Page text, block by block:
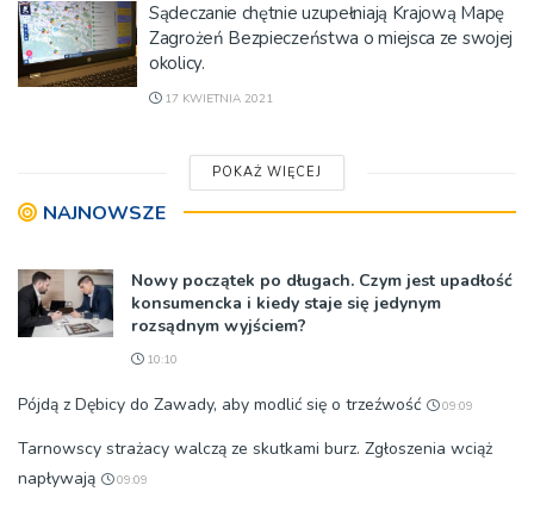
Sądeczanie chętnie uzupełniają Krajową Mapę
Zagrożeń Bezpieczeństwa o miejsca ze swojej
okolicy.
17 KWIETNIA 2021
POKAŻ WIĘCEJ
NAJNOWSZE
Nowy początek po długach. Czym jest upadłość
konsumencka i kiedy staje się jedynym
rozsądnym wyjściem?
10:10
Pójdą z Dębicy do Zawady, aby modlić się o trzeźwość 09:09
Tarnowscy strażacy walczą ze skutkami burz. Zgłoszenia wciąż
napływają
09:09